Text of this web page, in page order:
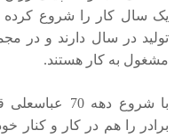
مشغول به کار هستند.
با شروع دهه
برادر را هم در کار و